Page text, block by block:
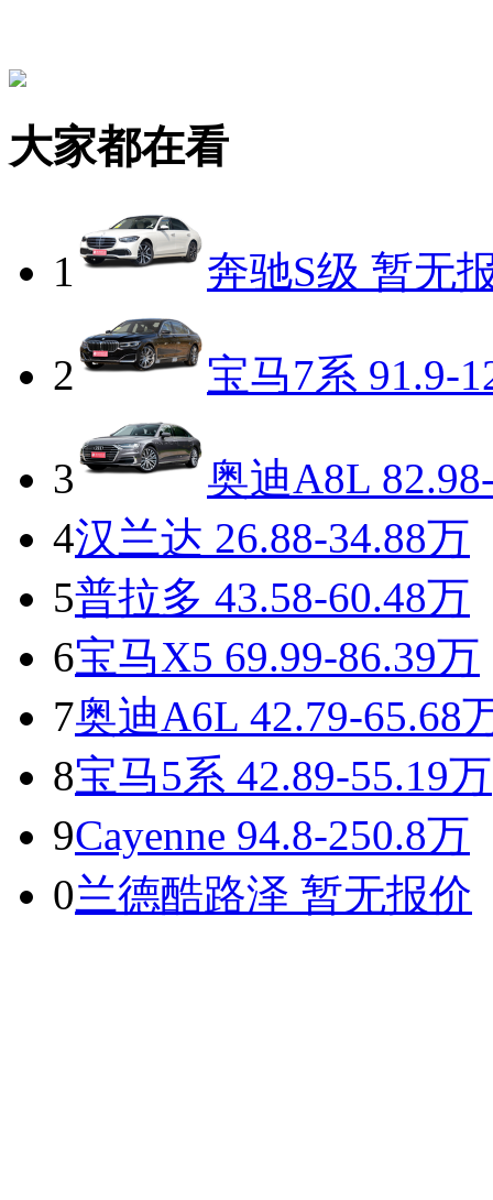
大家都在看
1 奔驰S级 暂无
2 宝马7系 91.9-
3 奥迪A8L
4汉兰达 26.88-34.88万
5普拉多 43.58-60.48万
6宝马X5 69.99-86.39万
7奥迪A6L 42.79-65.68
8宝马5系 42.89-55.19万
9Cayenne 94.8-250.8万
0兰德酷路泽 暂无报价